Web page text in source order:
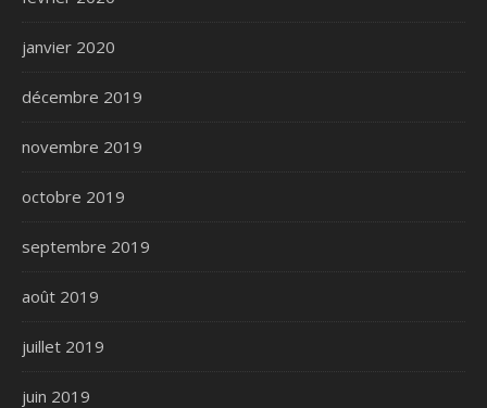
janvier 2020
décembre 2019
novembre 2019
octobre 2019
septembre 2019
août 2019
juillet 2019
juin 2019